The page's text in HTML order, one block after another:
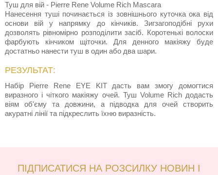
Туш для вій - Pierre Rene Volume Rich Mascara
Нанесення туші починається із зовнішнього куточка ока від
основи вій у напрямку до кінчиків. Зигзагоподібні рухи
дозволять рівномірно розподілити засіб. Коротенькі волоски
фарбують кінчиком щіточки. Для денного макіяжу буде
достатньо нанести туш в один або два шари.
РЕЗУЛЬТАТ:
Набір Pierre Rene EYE KIT дасть вам змогу домогтися
виразного і чіткого макіяжу очей. Туш Volume Rich додасть
віям об'єму та довжини, а підводка для очей створить
акуратні лінії та підкреслить їхню виразність.
ПІДПИСАТИСЯ НА РОЗСИЛКУ НОВИН І